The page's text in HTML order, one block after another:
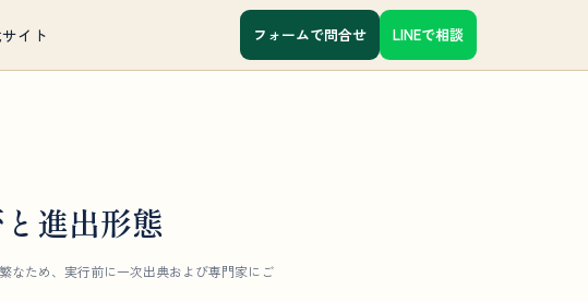
イト フォームで問合せ LINEで相談
進出形態
なため、実行前に一次出典および専門家にご